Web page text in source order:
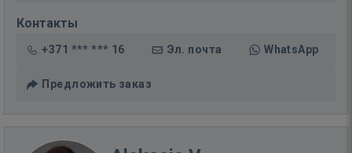
Контакты
+371 *** *** 16 Эл. почта WhatsApp
Предложить заказ